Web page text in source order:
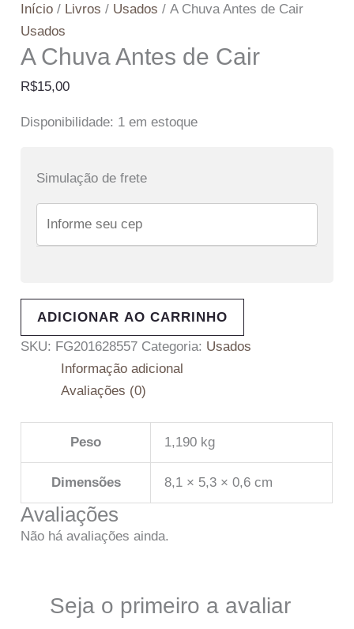
Início / Livros / Usados / A Chuva Antes de Cair
Usados
A Chuva Antes de Cair
R$15,00
Disponibilidade: 1 em estoque
Simulação de frete
ADICIONAR AO CARRINHO
SKU: FG201628557 Categoria: Usados
Informação adicional
Avaliações (0)
Peso 1,190 kg
Dimensões 8,1 × 5,3 × 0,6 cm
Avaliações
Não há avaliações ainda.
Seja o primeiro a avaliar